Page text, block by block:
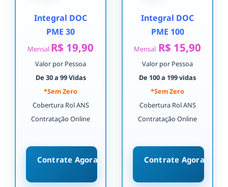
Integral DOC
PME 30
Mensal R$ 19,90
Valor por Pessoa
De 30 a 99 Vidas
*Sem Zero
Cobertura Rol ANS
Contratação Online
Contrate Agora
Integral DOC
PME 100
Mensal R$ 15,90
Valor por Pessoa
De 100 a 199 vidas
*Sem Zero
Cobertura Rol ANS
Contratação Online
Contrate Agora